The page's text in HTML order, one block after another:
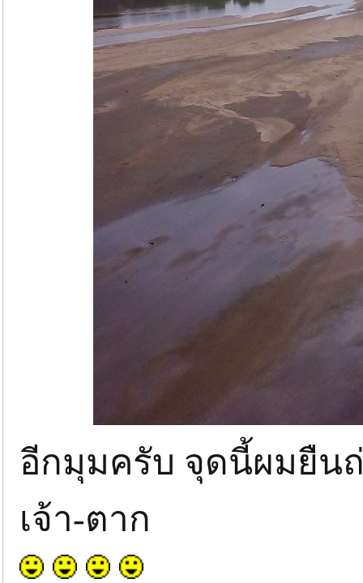
อีกมุมครับ จุดนี้ผมยืน
เจ้า-ตาก